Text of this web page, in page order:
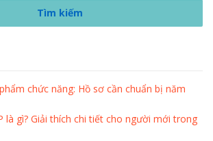
chức năng: Hồ sơ cần chuẩn bị năm
là gì? Giải thích chi tiết cho người mới trong